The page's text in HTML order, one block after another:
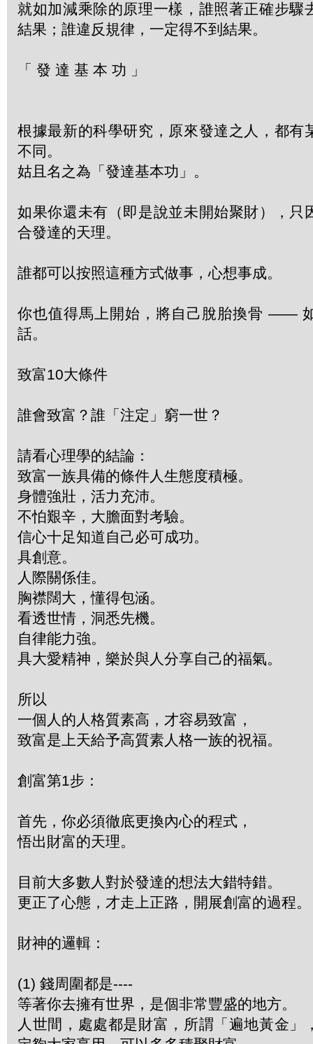
就如加減乘除的原理一樣，誰照著正確步驟
結果；誰違反規律，一定得不到結果。
「 發 達 基 本 功 」
根據最新的科學研究，原來發達之人，都有
不同。
姑且名之為「發達基本功」。
如果你還未有（即是說並未開始聚財），只
合發達的天理。
誰都可以按照這種方式做事，心想事成。
你也值得馬上開始，將自己脫胎換骨 ——
話。
致富10大條件
誰會致富？誰「注定」窮一世？
請看心理學的結論：
致富一族具備的條件人生態度積極。
身體強壯，活力充沛。
不怕艱辛，大膽面對考驗。
信心十足知道自己必可成功。
具創意。
人際關係佳。
胸襟闊大，懂得包涵。
看透世情，洞悉先機。
自律能力強。
具大愛精神，樂於與人分享自己的福氣。
所以
一個人的人格質素高，才容易致富，
致富是上天給予高質素人格一族的祝福。
創富第1步：
首先，你必須徹底更換內心的程式，
悟出財富的天理。
目前大多數人對於發達的想法大錯特錯。
更正了心態，才走上正路，開展創富的過程。
財神的邏輯：
(1) 錢周圍都是----
等著你去擁有世界，是個非常豐盛的地方。
人世間，處處都是財富，所謂「遍地黃金」